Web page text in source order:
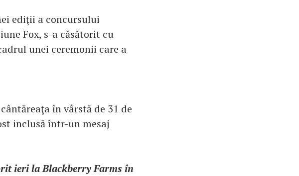
ediţii a concursului
Fox, s-a căsătorit cu
unei ceremonii care a
în vârstă de 31 de
inclusă într-un mesaj
ieri la Blackberry Farms în